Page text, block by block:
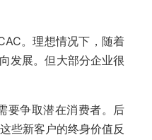
。理想情况下，随着
发展。但大部分企业很
要争取潜在消费者。后
些新客户的终身价值反